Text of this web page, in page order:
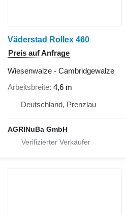
Väderstad Rollex 460
Preis auf Anfrage
Wiesenwalze - Cambridgewalze
Arbeitsbreite 4,6 m
Deutschland, Prenzlau
AGRINuBa GmbH